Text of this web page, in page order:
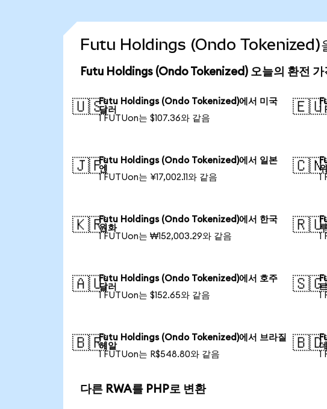
Futu Holdings (Ondo Tokenized)을
Futu Holdings (Ondo Tokenized) 오늘의 환전 가
🇺🇸Futu Holdings (Ondo Tokenized)에서 미국
달러
1 FUTUon는 $107.36와 같음
🇪🇺
1
🇯🇵Futu Holdings (Ondo Tokenized)에서 일본
엔
1 FUTUon는 ¥17,002.11와 같음
🇨🇳
1
🇰🇷Futu Holdings (Ondo Tokenized)에서 한국
원화
1 FUTUon는 ₩152,003.29와 같음
🇷🇺
1
🇦🇺Futu Holdings (Ondo Tokenized)에서 호주
달러
1 FUTUon는 $152.65와 같음
🇸🇬
1
🇧🇷Futu Holdings (Ondo Tokenized)에서 브라질
헤알
1 FUTUon는 R$548.80와 같음
🇧🇩
1
다른 RWA를 PHP로 변환